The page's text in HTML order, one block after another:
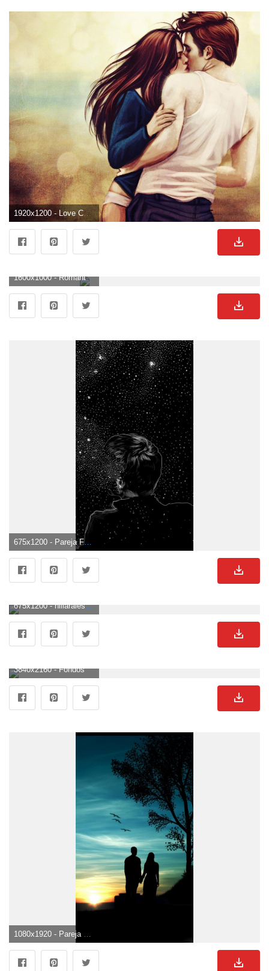
1920x1200 - Love Couple HD Wallpapers. Wallpaper de parejas.
1600x1000 - Romantic Couple Wallpapers. Fondo de pantalla de parejas.
675x1200 - Pareja Fondos. Fondo para móvil de parejas.
675x1200 - hillarales | Durga maa | Fondo de pantalla de pareja, Fondo de pantalla de pareja linda. Fondo de pantalla de parejas.
3840x2160 - Fondos de dibujos animados de amor - Fondos de dibujos animados de amor gratis. Imágen 4K Ultra HD de parejas.
1080x1920 - Pareja Fondos de pantalla 1080x1920, # 2XC76UR | WallpapersExpert.com. Wallpaper para celular de parejas.